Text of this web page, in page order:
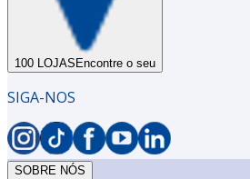
100 LOJAS Encontre o seu
SIGA-NOS
SOBRE NÓS